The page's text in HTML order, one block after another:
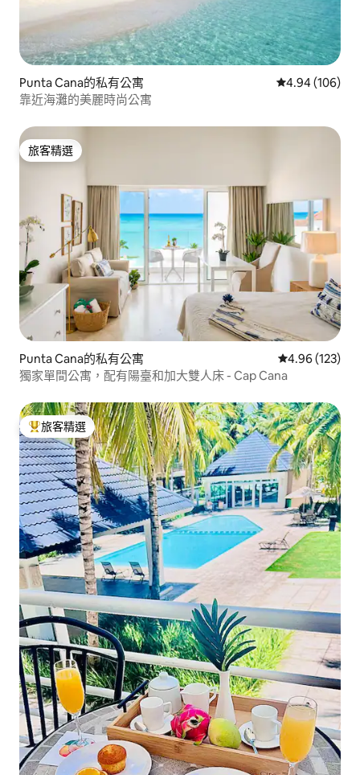
Punta Cana的私有公寓 從 106 則評價
4.94 (106)
靠近海灘的美麗時尚公寓
旅客精選
旅客精選
Punta Cana的私有公寓 從 123 則評價
4.96 (123)
獨家單間公寓，配有陽臺和加大雙人床 - Cap Cana
旅客精選榜首
旅客精選